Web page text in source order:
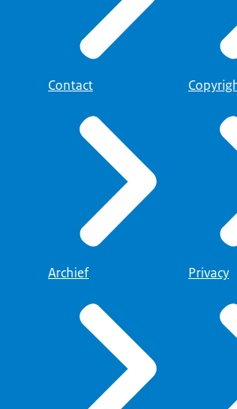
Contact
Archief Privacy